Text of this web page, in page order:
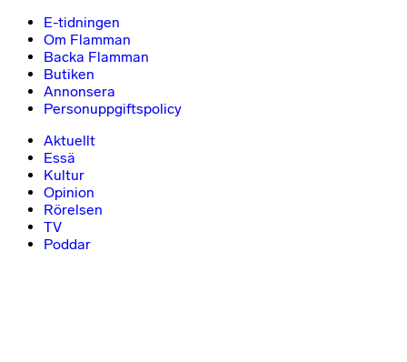
E-tidningen
Om Flamman
Backa Flamman
Butiken
Annonsera
Personuppgiftspolicy
Aktuellt
Essä
Kultur
Opinion
Rörelsen
TV
Poddar